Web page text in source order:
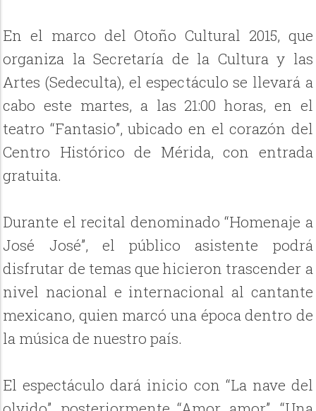
En el marco del Otoño Cultural 2015, que
organiza la Secretaría de la Cultura y las
Artes (Sedeculta), el espectáculo se llevará a
cabo este martes, a las 21:00 horas, en el
teatro “Fantasio”, ubicado en el corazón del
Centro Histórico de Mérida, con entrada
gratuita.
Durante el recital denominado “Homenaje a
José José”, el público asistente podrá
disfrutar de temas que hicieron trascender a
nivel nacional e internacional al cantante
mexicano, quien marcó una época dentro de
la música de nuestro país.
El espectáculo dará inicio con “La nave del